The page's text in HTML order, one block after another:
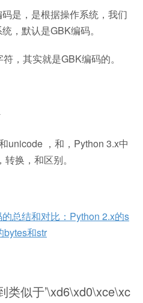
是，是根据操作系统，我们
，默认是GBK编码。
，其实就是GBK编码的。
unicode ，和，Python 3.x中
换，和区别。
的总结和对比：Python 2.x的s
bytes和str
类似于’\xd6\xd0\xce\xc